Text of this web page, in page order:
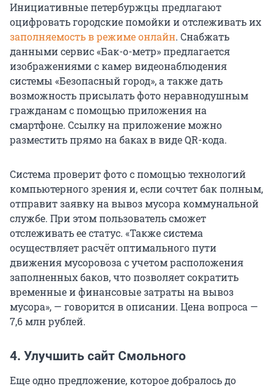
Инициативные петербуржцы предлагают
оцифровать городские помойки и отслеживать их
заполняемость в режиме онлайн. Снабжать
данными сервис «Бак-о-метр» предлагается
изображениями с камер видеонаблюдения
системы «Безопасный город», а также дать
возможность присылать фото неравнодушным
гражданам с помощью приложения на
смартфоне. Ссылку на приложение можно
разместить прямо на баках в виде QR-кода.
Система проверит фото с помощью технологий
компьютерного зрения и, если сочтет бак полным,
отправит заявку на вывоз мусора коммунальной
службе. При этом пользователь сможет
отслеживать ее статус. «Также система
осуществляет расчёт оптимального пути
движения мусоровоза с учетом расположения
заполненных баков, что позволяет сократить
временные и финансовые затраты на вывоз
мусора», — говорится в описании. Цена вопроса —
7,6 млн рублей.
4. Улучшить сайт Смольного
Еще одно предложение, которое добралось до